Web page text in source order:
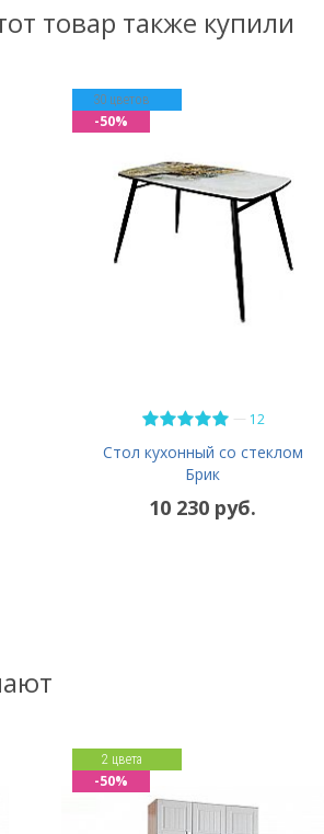
товар также купили
— 12
Стол кухонный со стеклом
Брик
30 цветов
10 230 руб.
-50%
2 цвета
-50%